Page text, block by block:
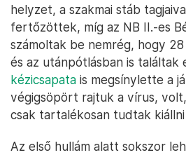
helyzet, a szakmai stáb
fertőzöttek, míg az NB II.-es
számoltak be nemrég, hogy
és az utánpótlásban is találtak
kézicsapata is megsínylette a
végigsöpört rajtuk a vírus,
csak tartalékosan tudtak
Az első hullám alatt sokszor